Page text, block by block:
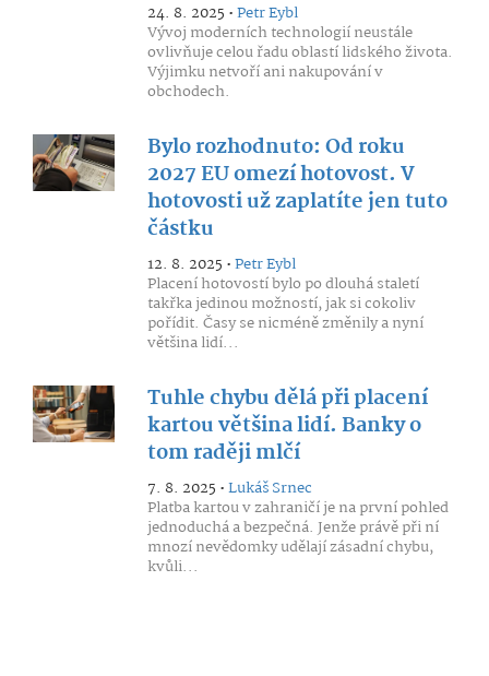
24. 8. 2025 •Petr Eybl
Vývoj moderních technologií neustále
ovlivňuje celou řadu oblastí lidského života.
Výjimku netvoří ani nakupování v
obchodech.
Bylo rozhodnuto: Od roku
2027 EU omezí hotovost. V
hotovosti už zaplatíte jen tuto
částku
12. 8. 2025 •Petr Eybl
Placení hotovostí bylo po dlouhá staletí
takřka jedinou možností, jak si cokoliv
pořídit. Časy se nicméně změnily a nyní
většina lidí...
Tuhle chybu dělá při placení
kartou většina lidí. Banky o
tom raději mlčí
7. 8. 2025 •Lukáš Srnec
Platba kartou v zahraničí je na první pohled
jednoduchá a bezpečná. Jenže právě při ní
mnozí nevědomky udělají zásadní chybu,
kvůli...